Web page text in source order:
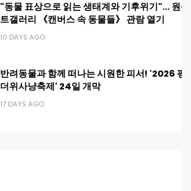
"동물 표상으로 읽는 생태계와 기후위기"… 원
트갤러리 《캔버스 속 동물들》 관람 열기
10 DAYS AGO
반려동물과 함께 떠나는 시원한 피서! '2026 평
더위사냥축제' 24일 개막
17 DAYS AGO